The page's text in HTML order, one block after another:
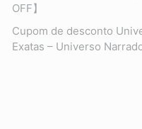
OFF】
Cupom de desconto
Exatas – Universo